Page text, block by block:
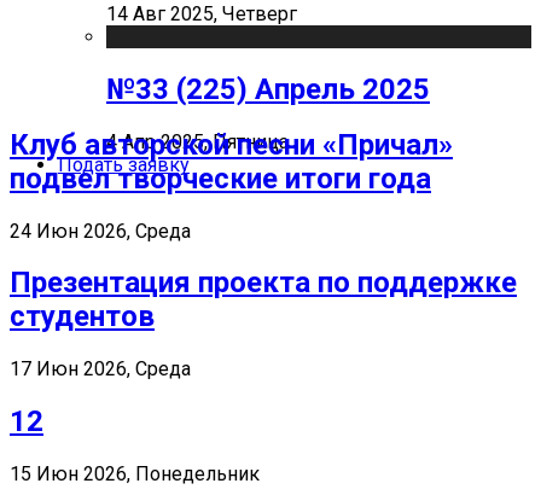
14 Авг 2025, Четверг
№33 (225) Апрель 2025
4 Апр 2025, Пятница
Подать заявку
Клуб авторской песни «Причал»
подвел творческие итоги года
24 Июн 2026, Среда
Презентация проекта по поддержке
студентов
17 Июн 2026, Среда
12
15 Июн 2026, Понедельник